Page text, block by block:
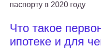
паспорту в 2020 году
Что такое
ипотеке и для